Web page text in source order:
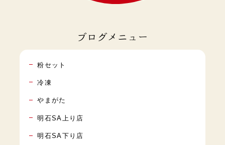
ブログメニュー
粉セット
冷凍
やまがた
明石SA上り店
明石SA下り店